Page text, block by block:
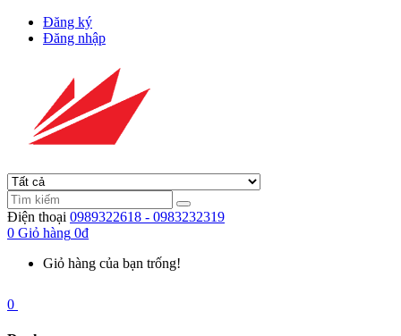
Đăng ký
Đăng nhập
Điện thoại 0989322618 - 0983232319
0 Giỏ hàng 0đ
Giỏ hàng của bạn trống!
0